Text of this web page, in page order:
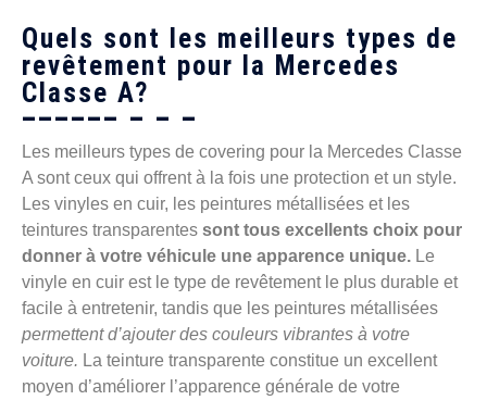
Quels sont les meilleurs types de
revêtement pour la Mercedes
Classe A?
Les meilleurs types de covering pour la Mercedes Classe
A sont ceux qui offrent à la fois une protection et un style.
Les vinyles en cuir, les peintures métallisées et les
teintures transparentes sont tous excellents choix pour
donner à votre véhicule une apparence unique. Le
vinyle en cuir est le type de revêtement le plus durable et
facile à entretenir, tandis que les peintures métallisées
permettent d’ajouter des couleurs vibrantes à votre
voiture. La teinture transparente constitue un excellent
moyen d’améliorer l’apparence générale de votre